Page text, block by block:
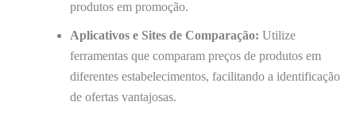
produtos em promoção.
Aplicativos e Sites de Comparação: Utilize
ferramentas que comparam preços de produtos em
diferentes estabelecimentos, facilitando a identificação
de ofertas vantajosas.